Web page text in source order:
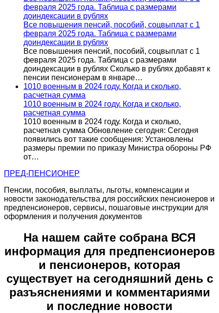
февраля 2025 года. Таблица с размерами
доиндексации в рублях
Все повышения пенсий, пособий, соцвыплат с 1
февраля 2025 года. Таблица с размерами
доиндексации в рублях
Все повышения пенсий, пособий, соцвыплат с 1
февраля 2025 года. Таблица с размерами
доиндексации в рублях Сколько в рублях добавят к
пенсии пенсионерам в январе…
1010 военным в 2024 году. Когда и сколько,
расчетная сумма
1010 военным в 2024 году. Когда и сколько,
расчетная сумма
1010 военным в 2024 году. Когда и сколько,
расчетная сумма Обновление сегодня: Сегодня
появились вот такие сообщения: Установлены
размеры премии по приказу Министра обороны РФ
от…
ПРЕД-ПЕНСИОНЕР
Пенсии, пособия, выплаты, льготы, компенсации и
новости законодательства для российских пенсионеров и
предпенсионеров, сервисы, пошаговые инструкции для
оформления и получения документов
На нашем сайте собрана ВСЯ
информация для предпенсионеров
и пенсионеров, которая
существует на сегодняшний день с
разъяснениями и комментариями
и последние новости